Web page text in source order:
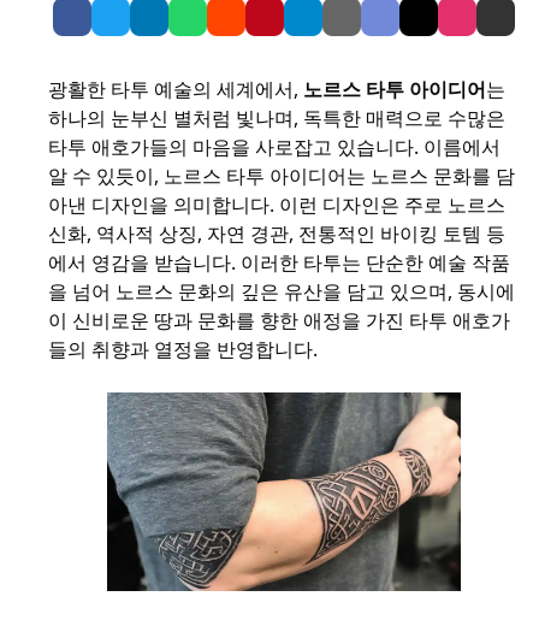
광활한 타투 예술의 세계에서, 노르스 타투 아이디어는
하나의 눈부신 별처럼 빛나며, 독특한 매력으로 수많은
타투 애호가들의 마음을 사로잡고 있습니다. 이름에서
알 수 있듯이, 노르스 타투 아이디어는 노르스 문화를 담
아낸 디자인을 의미합니다. 이런 디자인은 주로 노르스
신화, 역사적 상징, 자연 경관, 전통적인 바이킹 토템 등
에서 영감을 받습니다. 이러한 타투는 단순한 예술 작품
을 넘어 노르스 문화의 깊은 유산을 담고 있으며, 동시에
이 신비로운 땅과 문화를 향한 애정을 가진 타투 애호가
들의 취향과 열정을 반영합니다.